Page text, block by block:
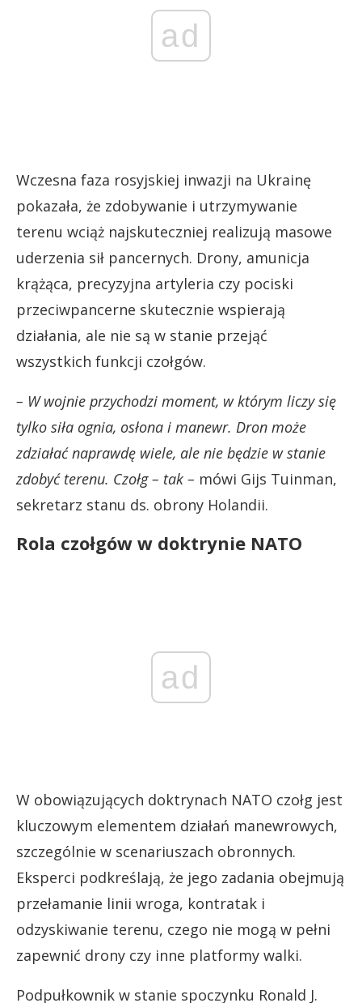
ad
Wczesna faza rosyjskiej inwazji na Ukrainę
pokazała, że zdobywanie i utrzymywanie
terenu wciąż najskuteczniej realizują masowe
uderzenia sił pancernych. Drony, amunicja
krążąca, precyzyjna artyleria czy pociski
przeciwpancerne skutecznie wspierają
działania, ale nie są w stanie przejąć
wszystkich funkcji czołgów.
– W wojnie przychodzi moment, w którym liczy się
tylko siła ognia, osłona i manewr. Dron może
zdziałać naprawdę wiele, ale nie będzie w stanie
zdobyć terenu. Czołg – tak – mówi Gijs Tuinman,
sekretarz stanu ds. obrony Holandii.
Rola czołgów w doktrynie NATO
ad
W obowiązujących doktrynach NATO czołg jest
kluczowym elementem działań manewrowych,
szczególnie w scenariuszach obronnych.
Eksperci podkreślają, że jego zadania obejmują
przełamanie linii wroga, kontratak i
odzyskiwanie terenu, czego nie mogą w pełni
zapewnić drony czy inne platformy walki.
Podpułkownik w stanie spoczynku Ronald J.